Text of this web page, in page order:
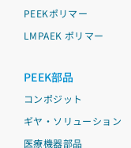
PEEKポリマー
LMPAEK ポリマー
PEEK部品
コンポジット
ギヤ・ソリューション
医療機器部品